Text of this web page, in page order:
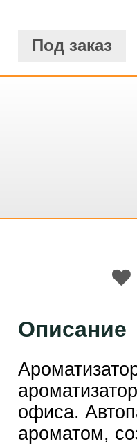
Под заказ
Описание
офиса.
ароматом,